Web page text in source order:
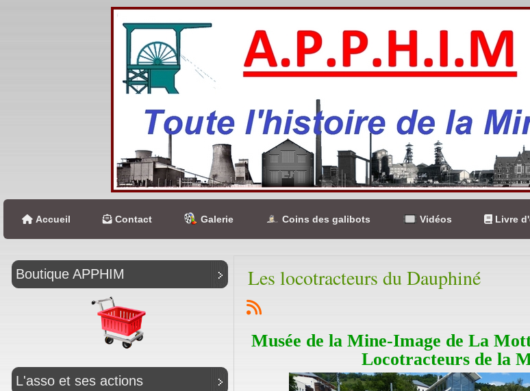
Accueil Contact Galerie Coins des galibots Vidéos Livre
Boutique APPHIM
L'asso et ses actions
Les locotracteurs du Dauphiné
Musée de la Mine-Image de La
Locotracteurs de la